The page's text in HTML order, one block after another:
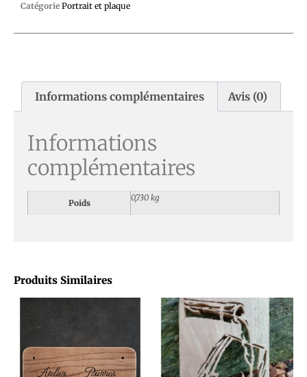
Produits Similaires
Catégorie Portrait et plaque
Informations complémentaires Avis (0)
Informations
complémentaires
Poids
0,730 kg